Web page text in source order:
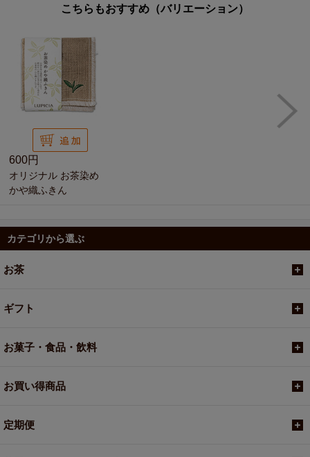
こちらもおすすめ（バリエーション）
600円
オリジナル お茶染め
かや織ふきん
カテゴリから選ぶ
お茶
ギフト
お菓子・食品・飲料
お買い得商品
定期便